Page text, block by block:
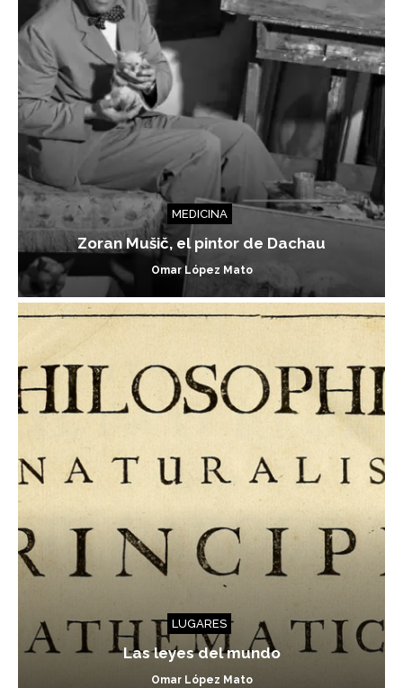
MEDICINA
Zoran Mušič, el pintor de Dachau
Omar López Mato
LUGARES
Las leyes del mundo
Omar López Mato